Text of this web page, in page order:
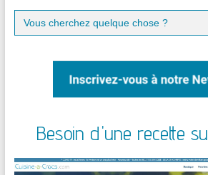
Search
for:
Besoin d'une recette